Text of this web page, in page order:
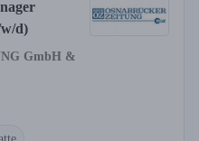
d)
GmbH &